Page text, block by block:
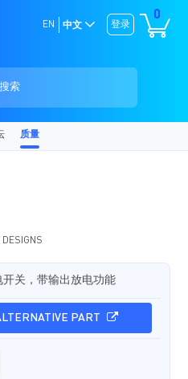
0
登录
EN 中文
搜索
质量
DESIGNS
开关，带输出放电功能
PART